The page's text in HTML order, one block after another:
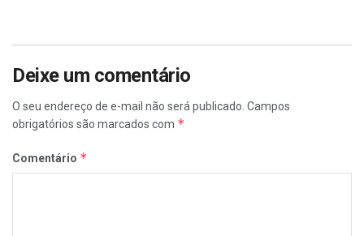
Deixe um comentário
O seu endereço de e-mail não será publicado. Campos
obrigatórios são marcados com *
Comentário *